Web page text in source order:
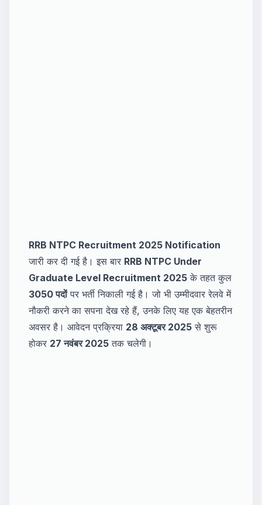
RRB NTPC Recruitment 2025 Notification
जारी कर दी गई है। इस बार RRB NTPC Under
Graduate Level Recruitment 2025 के तहत कुल
3050 पदोंपर भर्ती निकाली गई है। जो भी उम्मीदवार रेलवे में
नौकरी करने का सपना देख रहे हैं, उनके लिए यह एक बेहतरीन
अवसर है। आवेदन प्रक्रिया 28 अक्टूबर 2025 से शुरू
होकर 27 नवंबर 2025 तक चलेगी।